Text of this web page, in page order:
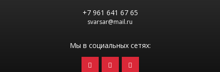
+7 961 641 67 65
svarsar@mail.ru
Мы в социальных сетях: